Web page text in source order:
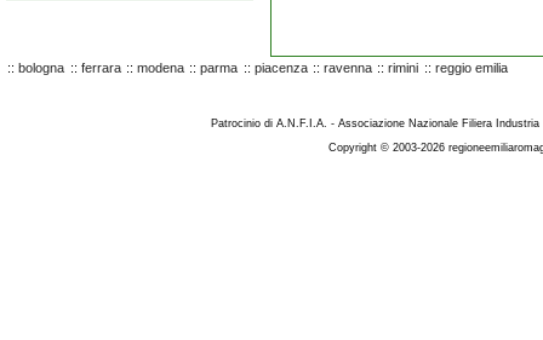
:: bologna :: ferrara :: modena :: parma :: piacenza :: ravenna :: rimini :: reggio emilia
Patrocinio di A.N.F.I.A. - Associazione Nazionale Filiera
Copyright © 2003-2026